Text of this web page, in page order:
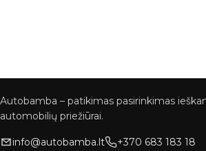
Autobamba – patikimas pasirinkimas
automobilių priežiūrai.
info@autobamba.lt +370 683 183 18